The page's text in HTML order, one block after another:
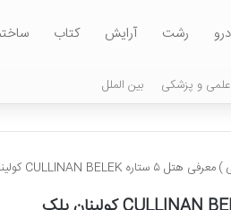
رشت آرایش کتاب
علمی و پزشکی بین الملل
) معرفی هتل ۵ ستاره CULLINAN BELEK کولینان بلک